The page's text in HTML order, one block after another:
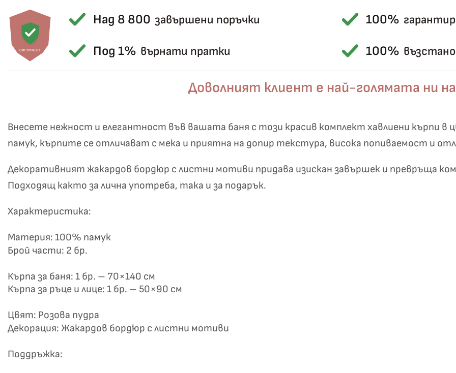
СИГУРНОСТ
Над 8 800 завършени поръчки
Под 1% върнати пратки
100%
100%
Доволният клиент е най-голямата ни
Внесете нежност и елегантност във вашата баня с този красив комплект хавлиени кърпи в
памук, кърпите се отличават с мека и приятна на допир текстура, висока попиваемост и
Декоративният жакардов бордюр с листни мотиви придава изискан завършек и превръща
Подходящ както за лична употреба, така и за подарък.
Характеристика:
Материя: 100% памук
Брой части: 2 бр.
Кърпа за баня: 1 бр. – 70×140 см
Кърпа за ръце и лице: 1 бр. – 50×90 см
Цвят: Розова пудра
Декорация: Жакардов бордюр с листни мотиви
Поддръжка:
Късметът избра Вас!
✦
✦
Хавлиени кърпи – Комплект 2 части – 100% памук